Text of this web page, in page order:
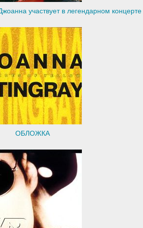
участвует в легендарном концерте
ОБЛОЖКА